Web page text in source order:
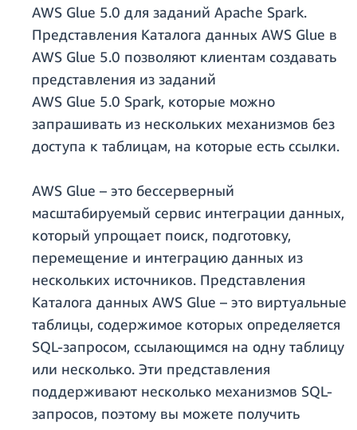
AWS Glue 5.0 для заданий Apache Spark.
Представления Каталога данных AWS Glue в
AWS Glue 5.0 позволяют клиентам создавать
представления из заданий
AWS Glue 5.0 Spark, которые можно
запрашивать из нескольких механизмов без
доступа к таблицам, на которые есть ссылки.
AWS Glue – это бессерверный
масштабируемый сервис интеграции данных,
который упрощает поиск, подготовку,
перемещение и интеграцию данных из
нескольких источников. Представления
Каталога данных AWS Glue – это виртуальные
таблицы, содержимое которых определяется
SQL-запросом, ссылающимся на одну таблицу
или несколько. Эти представления
поддерживают несколько механизмов SQL-
запросов, поэтому вы можете получить